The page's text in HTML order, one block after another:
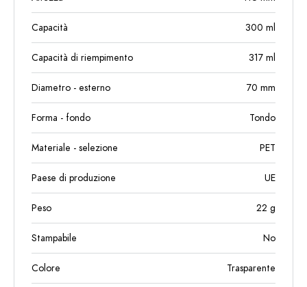
Capacità 300 ml
Capacità di riempimento 317 ml
Diametro - esterno 70 mm
Forma - fondo Tondo
Materiale - selezione PET
Paese di produzione UE
Peso 22 g
Stampabile No
Colore Trasparente